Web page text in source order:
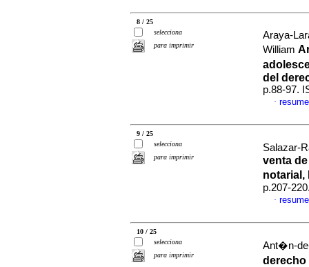
8 / 25
selecciona
para imprimir
Araya-
William
del
p.88-97.
·
9 / 25
selecciona
para imprimir
Salazar-
venta
p.207-
·
10 / 25
selecciona
para imprimir
Ant�n-
derecho